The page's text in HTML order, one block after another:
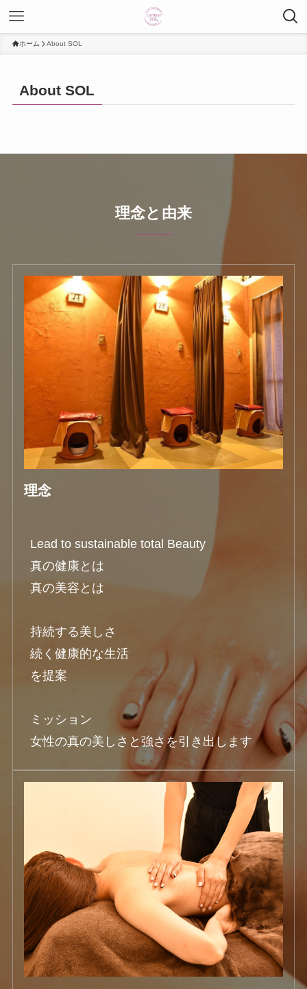
ホーム About SOL
About SOL
理念と由来
理念
Lead to sustainable total Beauty
真の健康とは
真の美容とは
持続する美しさ
続く健康的な生活
を提案
ミッション
女性の真の美しさと強さを引き出します